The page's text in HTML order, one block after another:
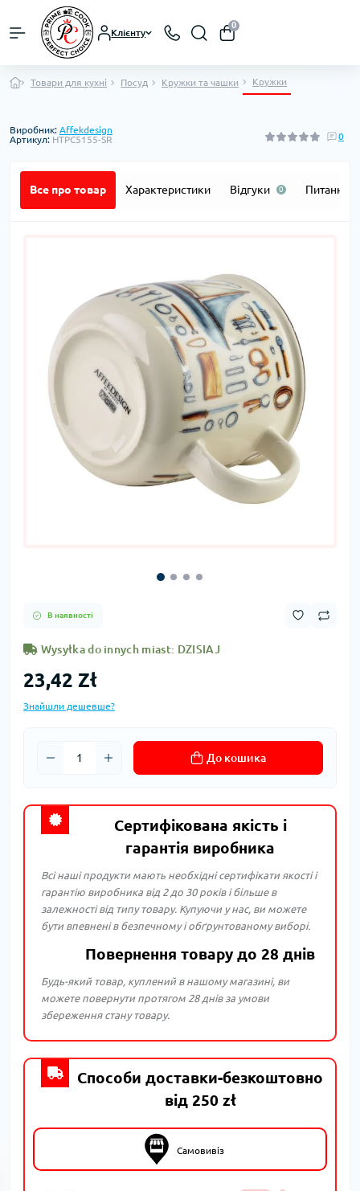
Клієнту
0
Товари для кухні Посуд Кружки та чашки Кружки
Виробник: Affekdesign
Артикул: HTPC5155-SR 0
Все про товар Характеристики Відгуки 0 Питання
В наявності
Wysyłka do innych miast: DZISIAJ
23,42 Zł
Знайшли дешевше?
До кошика
Сертифікована якість і
гарантія виробника
Всі наші продукти мають необхідні сертифікати якості і
гарантію виробника від 2 до 30 років і більше в
залежності від типу товару. Купуючи у нас, ви можете
бути впевнені в безпечному і обґрунтованому виборі.
Повернення товару до 28 днів
Будь-який товар, куплений в нашому магазині, ви
можете повернути протягом 28 днів за умови
збереження стану товару.
Способи доставки-безкоштовно
від 250 zł
Самовивіз